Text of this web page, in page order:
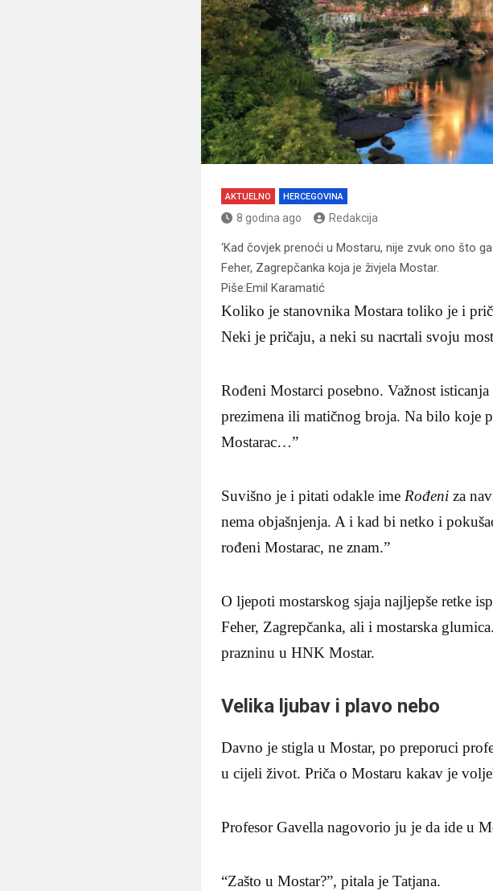
AKTUELNO HERCEGOVINA
8 godina ago Redakcija
‘Kad čovjek prenoći u Mostaru, nije zvuk ono što
Feher, Zagrepčanka koja je živjela Mostar.
Piše:Emil Karamatić
Koliko je stanovnika Mostara toliko je i
Neki je pričaju, a neki su nacrtali svoju
Rođeni Mostarci posebno. Važnost
prezimena ili matičnog broja. Na bilo koje
Mostarac…”
Suvišno je i pitati odakle imeRođeni za
nema objašnjenja. A i kad bi netko i
rođeni Mostarac, ne znam.”
O ljepoti mostarskog sjaja najljepše retke
Feher, Zagrepčanka, ali i mostarska
prazninu u HNK Mostar.
Velika ljubav i plavo nebo
Davno je stigla u Mostar, po preporuci
u cijeli život. Priča o Mostaru kakav je
Profesor Gavella nagovorio ju je da ide u
“Zašto u Mostar?”, pitala je Tatjana.